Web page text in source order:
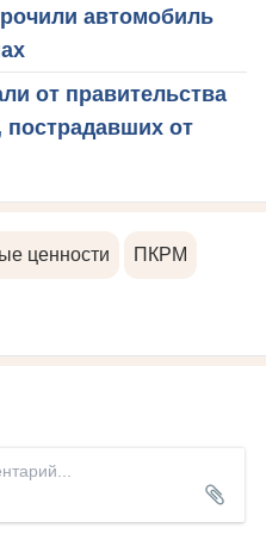
автомобиль
от правительства
от
ценности ПКРМ